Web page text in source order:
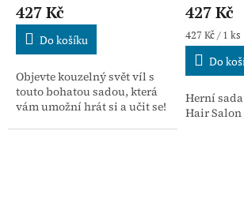
427 Kč
Do košíku
Objevte kouzelný svět víl s
touto bohatou sadou, která
vám umožní hrát si a učit se!
427 Kč
Měrná
cena:
427 Kč / 1 ks
Do
Herní
Hair Salon